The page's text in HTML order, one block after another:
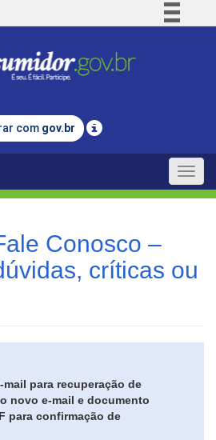
Comunica BR
Legislação
com gov.br
Toggle
Conosco –
críticas ou
mail para recuperação de
novo e-mail e documento
para confirmação de